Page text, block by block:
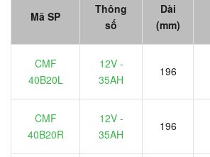
Mã SP
Thông
số
Dài
(mm)
CMF
40B20L
12V -
35AH
196
CMF
40B20R
12V -
35AH
196